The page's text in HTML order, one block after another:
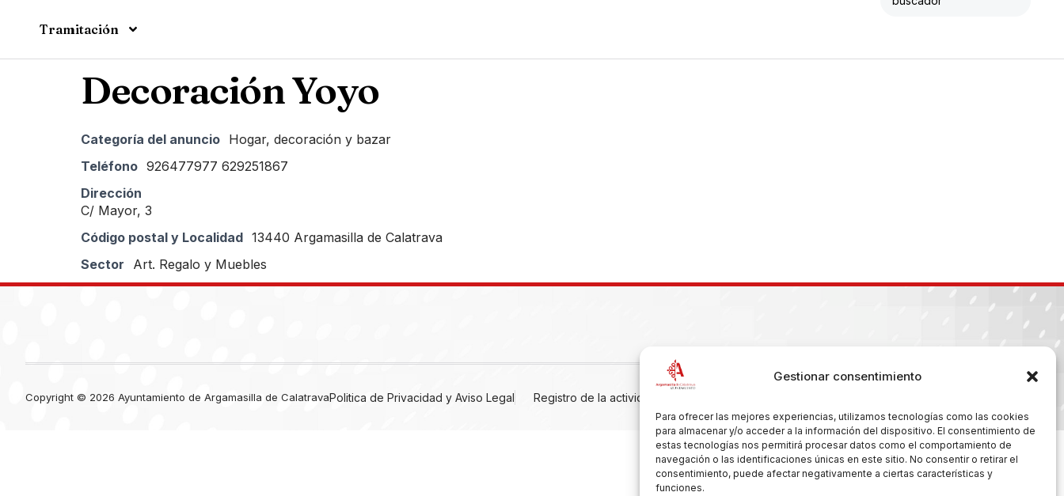
Gestionar consentimiento
Para ofrecer las mejores experiencias, utilizamos tecnologías como las cookies
para almacenar y/o acceder a la información del dispositivo. El consentimiento de
estas tecnologías nos permitirá procesar datos como el comportamiento de
navegación o las identificaciones únicas en este sitio. No consentir o retirar el
consentimiento, puede afectar negativamente a ciertas características y
funciones.
Tramitación
Decoración Yoyo
Categoría del anuncio Hogar, decoración y bazar
Teléfono 926477977 629251867
Dirección
C/ Mayor, 3
Código postal y Localidad 13440 Argamasilla de Calatrava
Sector
Art. Regalo y Muebles
Copyright © 2026 Ayuntamiento de Argamasilla de CalatravaPolitica de Privacidad y Aviso Legal Registro de la actividad